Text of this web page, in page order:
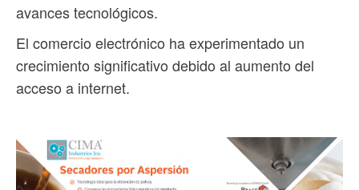
avances tecnológicos.
El comercio electrónico ha experimentado un
crecimiento significativo debido al aumento del
acceso a internet.